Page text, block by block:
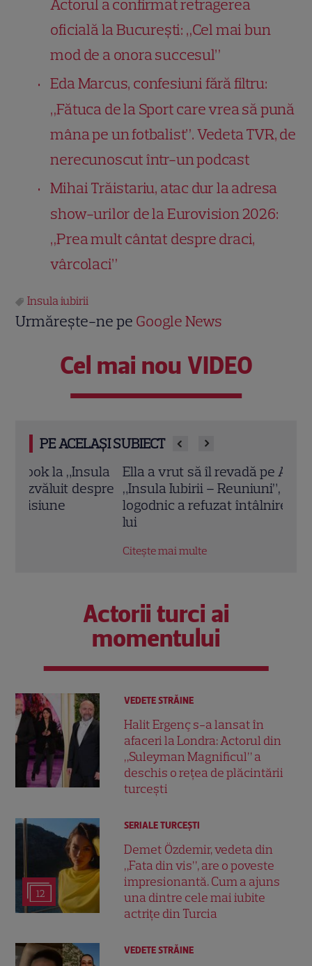
Actorul a confirmat retragerea
oficială la București: „Cel mai bun
mod de a onora succesul”
Eda Marcus, confesiuni fără filtru:
„Fătuca de la Sport care vrea să pună
mâna pe un fotbalist”. Vedeta TVR, de
nerecunoscut într-un podcast
Mihai Trăistariu, atac dur la adresa
show-urilor de la Eurovision 2026:
„Prea mult cântat despre draci,
vârcolaci”
Insula iubirii
Urmărește-ne pe Google News
Cel mai nou VIDEO
PE ACELAȘI SUBIECT
Ella a vrut să îl revadă pe Andrei la
„Insula Iubirii – Reuniuni”, dar fostul
logodnic a refuzat întâlnirea. Explicația
Actorii turci ai
momentului
VEDETE STRĂINE
Halit Ergenç s-a lansat în
afaceri la Londra: Actorul din
„Suleyman Magnificul” a
deschis o rețea de plăcintării
turcești
12
SERIALE TURCEŞTI
Demet Özdemir, vedeta din
„Fata din vis”, are o poveste
impresionantă. Cum a ajuns
una dintre cele mai iubite
actrițe din Turcia
VEDETE STRĂINE